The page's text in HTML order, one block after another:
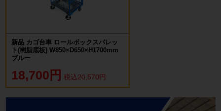
新品 カゴ台車 ロールボックスパレッ
ト(樹脂底板) W850×D650×H1700mm
ブルー
18,700円 税込20,570円